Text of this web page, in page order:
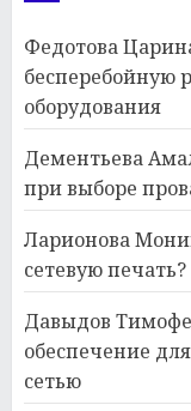
Федотова
бесперебойную
оборудования
Дементьева
при выборе
Ларионова
сетевую печать?
Давыдов
обеспечение
сетью